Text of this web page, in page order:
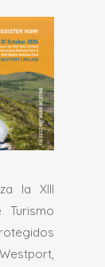
la XIII